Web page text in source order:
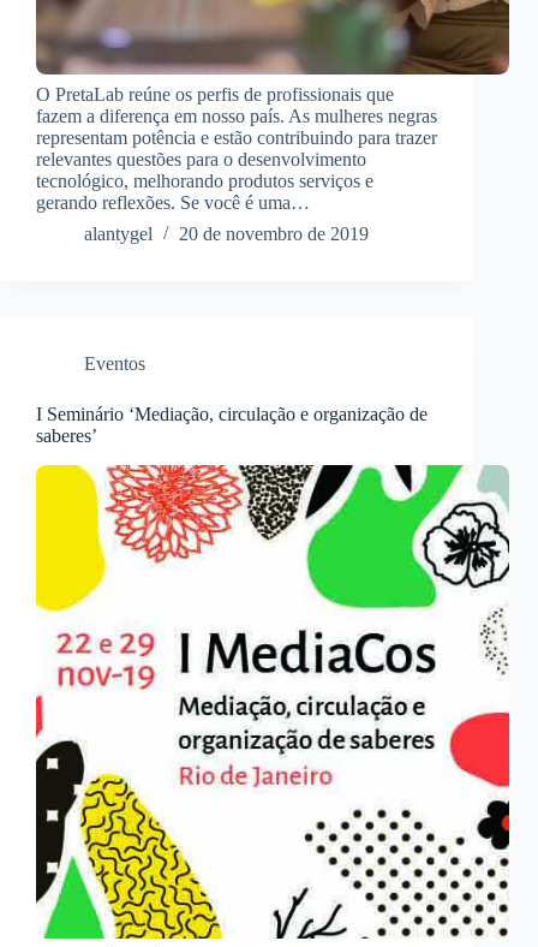
O PretaLab reúne os perfis de profissionais que
fazem a diferença em nosso país. As mulheres negras
representam potência e estão contribuindo para trazer
relevantes questões para o desenvolvimento
tecnológico, melhorando produtos serviços e
gerando reflexões. Se você é uma…
alantygel
20 de novembro de 2019
Eventos
I Seminário ‘Mediação, circulação e organização de
saberes’